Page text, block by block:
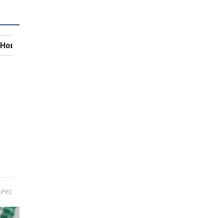
Новини кулінарії
РУС